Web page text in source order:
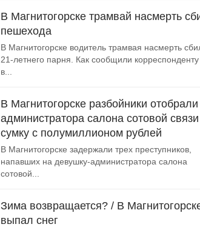
В Магнитогорске трамвай насмерть
пешехода
В Магнитогорске водитель трамвая насмерть
21-летнего парня. Как сообщили корреспонденту
в...
В Магнитогорске разбойники отобрали
администратора салона сотовой связи
сумку с полумиллионом рублей
В Магнитогорске задержали трех преступников,
напавших на девушку-администратора салона
сотовой...
Зима возвращается? / В
выпал снег